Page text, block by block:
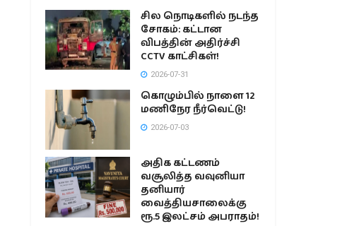
சில நொடிகளில் நடந்த
சோகம்: கட்டான
விபத்தின் அதிர்ச்சி
CCTV காட்சிகள்!
2026-07-31
கொழும்பில் நாளை 12
மணிநேர நீர்வெட்டு!
2026-07-03
அதிக கட்டணம்
வசூலித்த வவுனியா
தனியார்
வைத்தியசாலைக்கு
ரூ.5 இலட்சம் அபராதம்!